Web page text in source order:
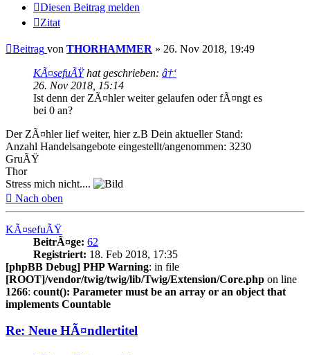
Diesen Beitrag melden
Zitat
Beitrag von THORHAMMER » 26. Nov 2018, 19:49
KÃ¤sefuÃŸhat geschrieben: â†‘
26. Nov 2018, 15:14
Ist denn der ZÃ¤hler weiter gelaufen oder fÃ¤ngt es
bei 0 an?
Der ZÃ¤hler lief weiter, hier z.B Dein aktueller Stand:
Anzahl Handelsangebote eingestellt/angenommen: 3230
GruÃŸ
Thor
Stress mich nicht....
Nach oben
KÃ¤sefuÃŸ
BeitrÃ¤ge: 62
Registriert: 18. Feb 2018, 17:35
[phpBB Debug] PHP Warning: in file
[ROOT]/vendor/twig/twig/lib/Twig/Extension/Core.php on line
1266: count(): Parameter must be an array or an object that
implements Countable
Re: Neue HÃ¤ndlertitel